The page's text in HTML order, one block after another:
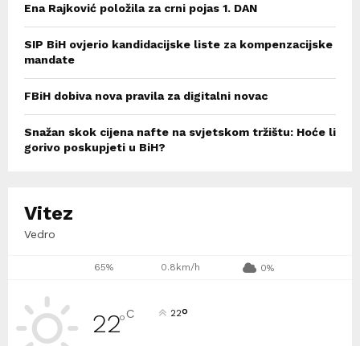
Ena Rajković položila za crni pojas 1. DAN
SIP BiH ovjerio kandidacijske liste za kompenzacijske
mandate
FBiH dobiva nova pravila za digitalni novac
Snažan skok cijena nafte na svjetskom tržištu: Hoće li
gorivo poskupjeti u BiH?
Vitez
Vedro
65% 0.8km/h 0%
22°C 22°